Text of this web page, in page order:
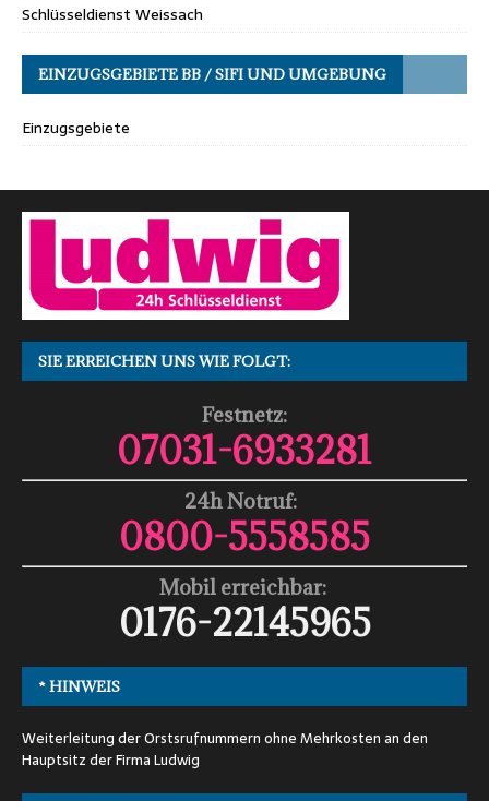
Schlüsseldienst Weissach
EINZUGSGEBIETE BB / SIFI UND UMGEBUNG
Einzugsgebiete
SIE ERREICHEN UNS WIE FOLGT:
Festnetz:
07031-6933281
24h Notruf:
0800-5558585
Mobil erreichbar:
0176-22145965
* HINWEIS
Weiterleitung der Orstsrufnummern ohne Mehrkosten an den
Hauptsitz der Firma Ludwig